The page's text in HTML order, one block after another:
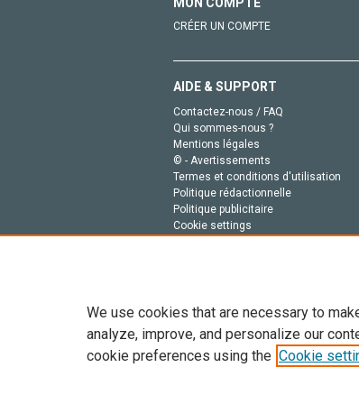
CRÉER UN COMPTE
AIDE & SUPPORT
Contactez-nous / FAQ
Qui sommes-nous ?
Mentions légales
© - Avertissements
Termes et conditions d'utilisation
Politique rédactionnelle
Politique publicitaire
Cookie settings
Tout le contenu de ce site: Copyright
de données, a la formation en IA et
We use cookies that are necessary to
analyze, improve, and personalize our
cookie preferences using the Cookie